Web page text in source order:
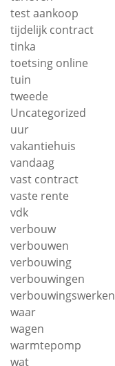
test aankoop
tijdelijk contract
tinka
toetsing online
tuin
tweede
Uncategorized
uur
vakantiehuis
vandaag
vast contract
vaste rente
vdk
verbouw
verbouwen
verbouwing
verbouwingen
verbouwingswerken
waar
wagen
warmtepomp
wat